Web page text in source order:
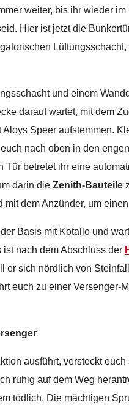
weiter, bis ihr wieder
Hier ist jetzt die
und einem
darauf wartet, mit dem
Speer aufstemmen.
nach oben in den
Tür betretet ihr eine
darin die Zenith-Bauteile
mit dem Anzünder, um
Basis mit Kotallo und
nach dem Abschluss der
er sich nördlich von
euch zu einer Versenger-
ausführt, versteckt
ruhig auf dem Weg
tödlich. Die mächtigen